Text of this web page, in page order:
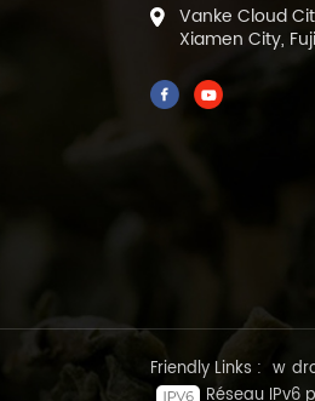
Vanke Cloud
Xiamen City,
Friendly Links : w
Réseau IPv6